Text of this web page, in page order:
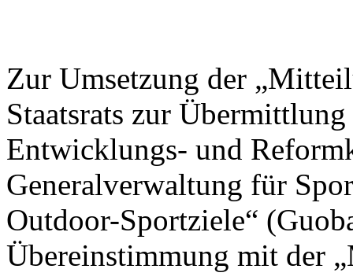
Zur Umsetzung der
Staatsrats zur
Entwicklungs- und
Generalverwaltung für
Outdoor-Sportziele“
Übereinstimmung mit der